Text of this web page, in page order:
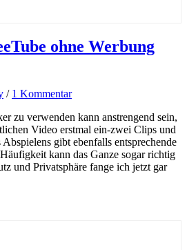
ohne Werbung
/ 1 Kommentar
zu verwenden kann anstrengend sein,
Video erstmal ein-zwei Clips und
gibt ebenfalls entsprechende
kann das Ganze sogar richtig
und Privatsphäre fange ich jetzt gar